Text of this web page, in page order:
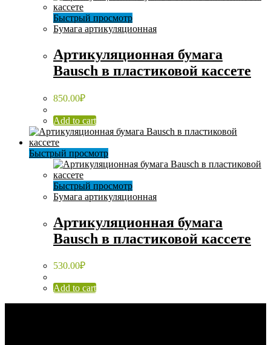
Быстрый просмотр
Бумага артикуляционная
Артикуляционная бумага
Bausch в пластиковой кассете
850.00₽
Add to cart
Быстрый просмотр
Быстрый просмотр
Бумага артикуляционная
Артикуляционная бумага
Bausch в пластиковой кассете
530.00₽
Add to cart